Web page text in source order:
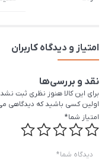
امتیاز و دیدگاه کاربران
نقد و بررسی‌ها
برای این کالا هنوز نظری ثبت
اولین کسی باشید که دیدگاهی
امتیاز شما*
دیدگاه شما*